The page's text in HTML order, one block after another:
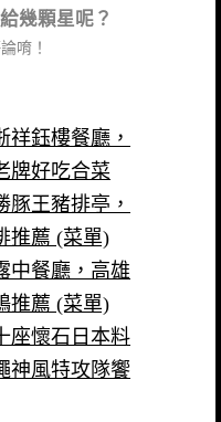
幾顆星呢？
唷！
祥鈺樓餐廳，
牌好吃合菜
豚王豬排亭，
推薦 (菜單)
中餐廳，高雄
推薦 (菜單)
座懷石日本料
神風特攻隊饗